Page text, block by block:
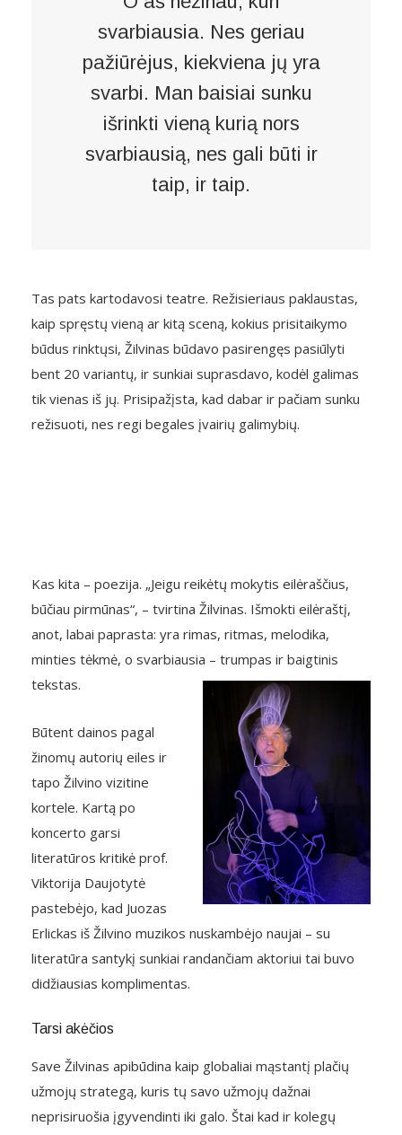
svarbiausia. Nes geriau
pažiūrėjus, kiekviena jų yra
svarbi. Man baisiai sunku
išrinkti vieną kurią nors
svarbiausią, nes gali būti ir
taip, ir taip.
Tas pats kartodavosi teatre. Režisieriaus paklaustas,
kaip spręstų vieną ar kitą sceną, kokius prisitaikymo
būdus rinktųsi, Žilvinas būdavo pasirengęs pasiūlyti
bent 20 variantų, ir sunkiai suprasdavo, kodėl galimas
tik vienas iš jų. Prisipažįsta, kad dabar ir pačiam sunku
režisuoti, nes regi begales įvairių galimybių.
Kas kita – poezija. „Jeigu reikėtų mokytis eilėraščius,
būčiau pirmūnas“, – tvirtina Žilvinas. Išmokti eilėraštį,
anot, labai paprasta: yra rimas, ritmas, melodika,
minties tėkmė, o svarbiausia – trumpas ir baigtinis
tekstas.
Būtent dainos pagal
žinomų autorių eiles ir
tapo Žilvino vizitine
kortele. Kartą po
koncerto garsi
literatūros kritikė prof.
Viktorija Daujotytė
pastebėjo, kad Juozas
Erlickas iš Žilvino muzikos nuskambėjo naujai – su
literatūra santykį sunkiai randančiam aktoriui tai buvo
didžiausias komplimentas.
Tarsi akėčios
Save Žilvinas apibūdina kaip globaliai mąstantį plačių
užmojų strategą, kuris tų savo užmojų dažnai
neprisiruošia įgyvendinti iki galo. Štai kad ir kolegų